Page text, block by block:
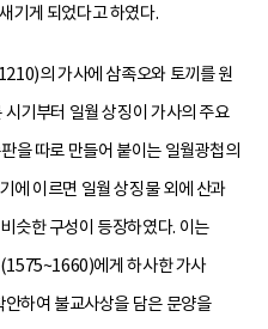
기게 되었다고 하였다.
의 가사에 삼족오와 토끼를 원
기부터 일월 상징이 가사의 주요
을 따로 만들어 붙이는 일월광첩의
에 이르면 일월 상징물 외에 산과
슷한 구성이 등장하였다. 이는
에게 하사한 가사
하여 불교사상을 담은 문양을